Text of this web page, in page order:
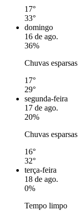
17°
33°
domingo
16 de ago.
36%
Chuvas esparsas
17°
29°
segunda-feira
17 de ago.
20%
Chuvas esparsas
16°
32°
terça-feira
18 de ago.
0%
Tempo limpo